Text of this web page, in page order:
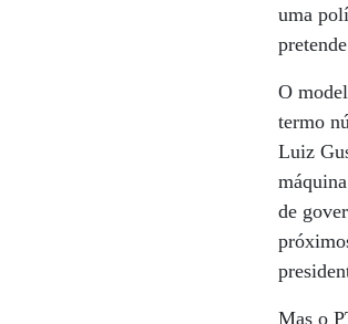
uma
O
termo
Luiz
de
Mas o